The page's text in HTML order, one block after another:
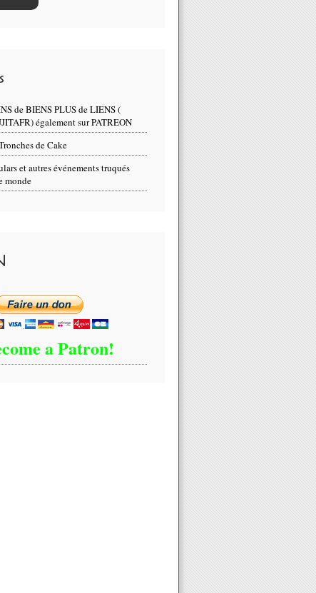
de BIENS PLUS de LIENS (
également sur PATREON
de Cake
et autres événements truqués
monde
a Patron!